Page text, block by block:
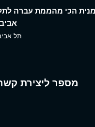
הכי מהממת עברה
תל
מספר ליצירת